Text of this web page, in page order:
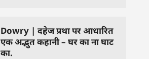
Dowry | दहेज प्रथा पर आधारित
एक अद्भुत कहानी – घर का ना घाट
का.